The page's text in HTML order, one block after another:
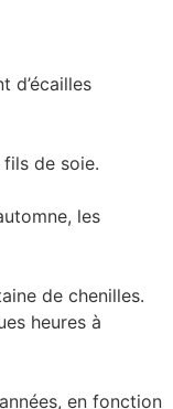
d’écailles
de soie.
les
de chenilles.
heures à
en fonction